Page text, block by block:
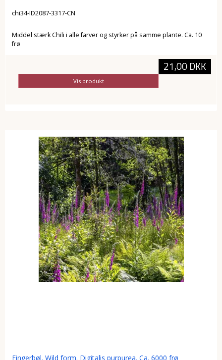
chi34-ID2087-3317-CN
Middel stærk Chili i alle farver og styrker på samme plante. Ca. 10
frø
21,00 DKK
Vis produkt
Fingerbøl. Wild form. Digitalis purpurea. Ca. 6000 frø